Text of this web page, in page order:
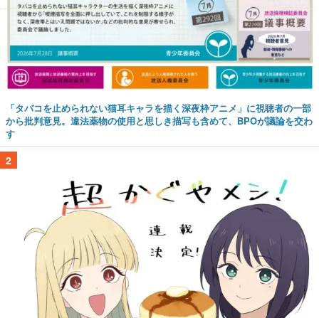
「タバコを止められない猫耳キャラを描く深夜枠アニメ」に視聴者の一部
から批判意見。違法薬物の使用と思しき描写も含めて、BPOが議論を交わ
す
2